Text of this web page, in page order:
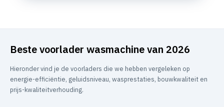
Beste voorlader wasmachine van 2026
Hieronder vind je de voorladers die we hebben vergeleken op
energie-efficiëntie, geluidsniveau, wasprestaties, bouwkwaliteit en
prijs-kwaliteitverhouding.